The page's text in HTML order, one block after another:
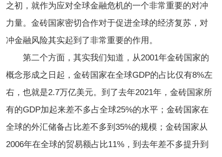
之初，就作为应对全球金融危机的一个非常重要的对冲
力量。金砖国家密切合作对于促进全球的经济复苏，对
冲金融风险其实起到了非常重要的作用。
第二个方面，其实我们知道，从2001年金砖国家的
概念形成之日起，金砖国家在全球GDP的占比仅有8%左
右，也就是2.7万亿美元。到了去年2021年，金砖国家所
有的GDP加起来差不多占全球25%的水平；金砖国家在
全球的外汇储备占比差不多到35%的规模；金砖国家从
2006年在全球的贸易额占比11%，到去年差不多提升到